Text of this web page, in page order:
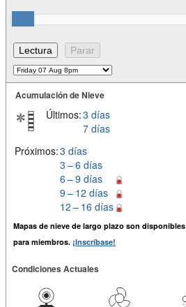
Acumulación de Nieve
Últimos:3 días
7 días
Próximos:3 días
3 – 6 días
6 – 9 días
9 – 12 días
12 – 16 días
Mapas de nieve de largo plazo son disponibles
para miembros. ¡Inscríbase!
Condiciones Actuales